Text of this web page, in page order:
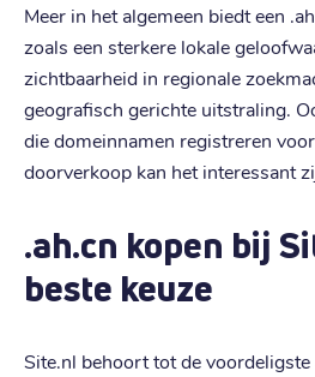
Meer in het algemeen biedt een
zoals een sterkere lokale
zichtbaarheid in regionale
geografisch gerichte uitstraling.
die domeinnamen registreren
doorverkoop kan het interessant
.ah.cn kopen bij
beste keuze
Site.nl behoort tot de voordeligste